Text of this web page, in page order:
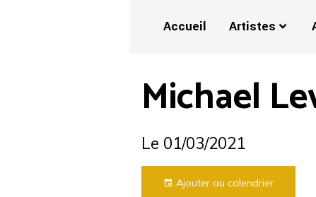
Accueil Artistes
Michael
Le 01/03/2021
Ajouter au calendrier